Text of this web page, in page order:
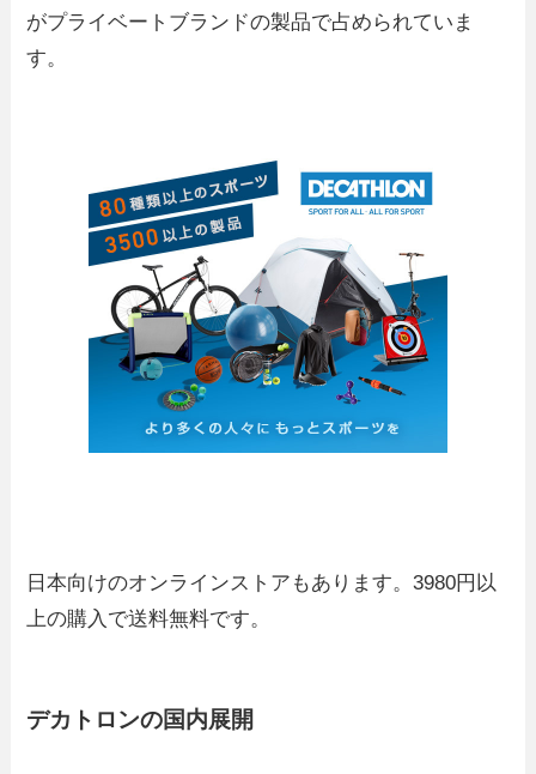
がプライベートブランドの製品で占められていま
す。
日本向けのオンラインストアもあります。3980円以
上の購入で送料無料です。
デカトロンの国内展開